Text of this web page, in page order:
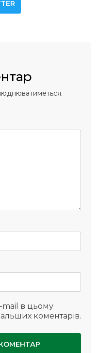
mail в цьому
коментарів.